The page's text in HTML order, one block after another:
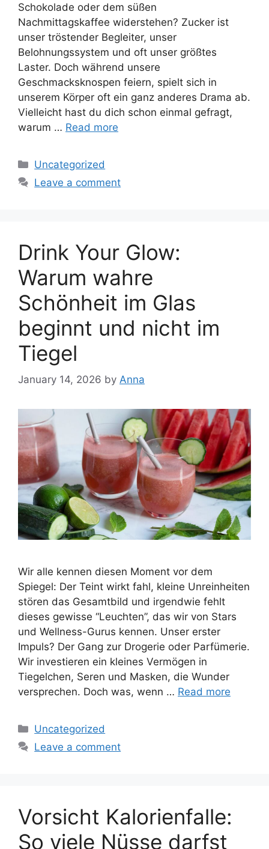
Schokolade oder dem süßen
Nachmittagskaffee widerstehen? Zucker ist
unser tröstender Begleiter, unser
Belohnungssystem und oft unser größtes
Laster. Doch während unsere
Geschmacksknospen feiern, spielt sich in
unserem Körper oft ein ganz anderes Drama ab.
Vielleicht hast du dich schon einmal gefragt,
warum … Read more
Categories
Uncategorized
Leave a comment
Drink Your Glow:
Warum wahre
Schönheit im Glas
beginnt und nicht im
Tiegel
January 14, 2026 by Anna
Wir alle kennen diesen Moment vor dem
Spiegel: Der Teint wirkt fahl, kleine Unreinheiten
stören das Gesamtbild und irgendwie fehlt
dieses gewisse “Leuchten”, das wir von Stars
und Wellness-Gurus kennen. Unser erster
Impuls? Der Gang zur Drogerie oder Parfümerie.
Wir investieren ein kleines Vermögen in
Tiegelchen, Seren und Masken, die Wunder
versprechen. Doch was, wenn … Read more
Categories
Uncategorized
Leave a comment
Vorsicht Kalorienfalle:
So viele Nüsse darfst